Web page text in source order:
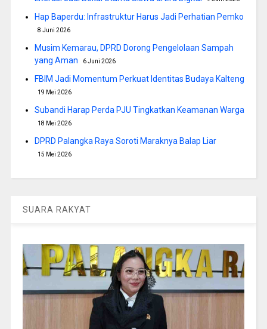
Hap Baperdu: Infrastruktur Harus Jadi Perhatian Pemko
8 Juni 2026
Musim Kemarau, DPRD Dorong Pengelolaan Sampah
yang Aman
6 Juni 2026
FBIM Jadi Momentum Perkuat Identitas Budaya Kalteng
19 Mei 2026
Subandi Harap Perda PJU Tingkatkan Keamanan Warga
18 Mei 2026
DPRD Palangka Raya Soroti Maraknya Balap Liar
15 Mei 2026
SUARA RAKYAT